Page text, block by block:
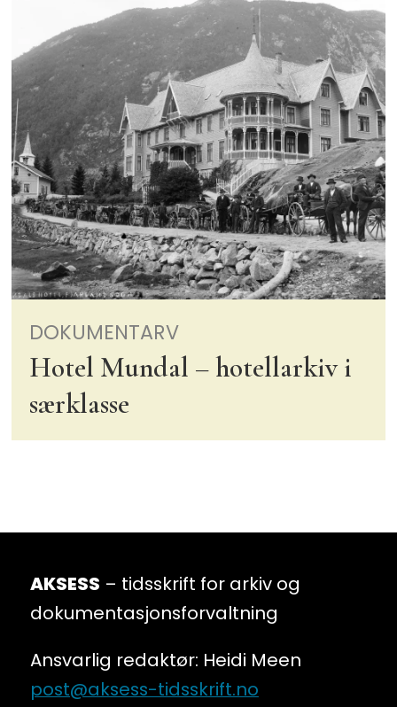
DOKUMENTARV
Hotel Mundal – hotellarkiv i
særklasse
AKSESS – tidsskrift for arkiv og
dokumentasjonsforvaltning
Ansvarlig redaktør: Heidi Meen
post@aksess-tidsskrift.no